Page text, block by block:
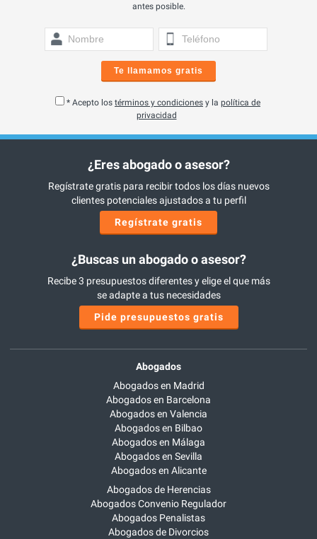
antes posible.
Te llamamos gratis
* Acepto los términos y condiciones y la política de
privacidad
¿Eres abogado o asesor?
Regístrate gratis para recibir todos los días nuevos
clientes potenciales ajustados a tu perfil
Regístrate gratis
¿Buscas un abogado o asesor?
Recibe 3 presupuestos diferentes y elige el que más
se adapte a tus necesidades
Pide presupuestos gratis
Abogados
Abogados en Madrid
Abogados en Barcelona
Abogados en Valencia
Abogados en Bilbao
Abogados en Málaga
Abogados en Sevilla
Abogados en Alicante
Abogados de Herencias
Abogados Convenio Regulador
Abogados Penalistas
Abogados de Divorcios